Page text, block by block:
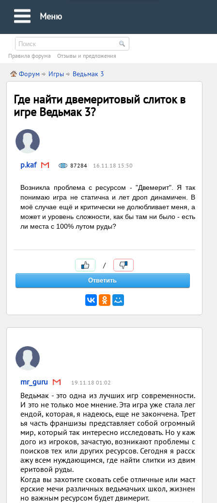
Меню
Правила форума Oтзывы и предложения
Форум Игры Ведьмак 3
Где найти двемеритовый слиток в
игре Ведьмак 3?
p.kaf 87284 16.11.18 15:50
Возникла проблема с ресурсом - "Двемерит". Я так
понимаю игра не статична и лет дроп динамичен. В
моё случае ещё и критически не долюбливает меня, а
может и уровень сложности, как бы там ни было - есть
ли места с 100% лутом руды?
/
mr_guru 19.11.18 01:02
Ведьмак - это одна из лучших игр современности.
И это не только мое мнение. Эта игра уже стала лег
ендой, которая, я надеюсь, еще не закончена. Трет
ья часть франшизы представляет собой огромный
мир, который так интересно исследовать. Но у каж
дого из игроков, зачастую, возникают проблемы с
поисков тех или других ресурсов. Сегодня я расск
ажу всем нуждающимся, где найти слитки из двим
еритовой руды.
Когда вы захотите сковать себе отличные или маст
ерские мечи различных ведьмачьих школ, жизнен
но важным ресурсом будет двимерит.